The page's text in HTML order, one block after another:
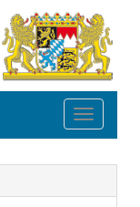
Toggle